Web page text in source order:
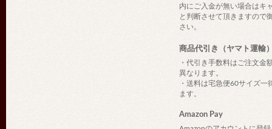
内にご入金が無い場合はキ
と判断させて頂きますので
さい。
商品代引き（ヤマト運輸
・代引き手数料はご注文金
異なります。
・送料は宅急便60サイズ一
ます。
Amazon Pay